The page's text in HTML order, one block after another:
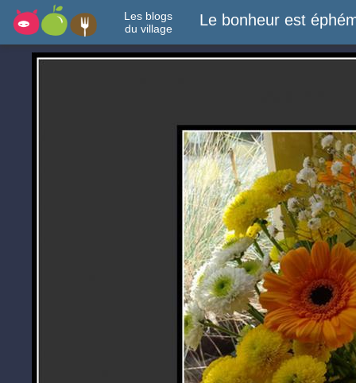
Les blogs
du village
Le bonheur est